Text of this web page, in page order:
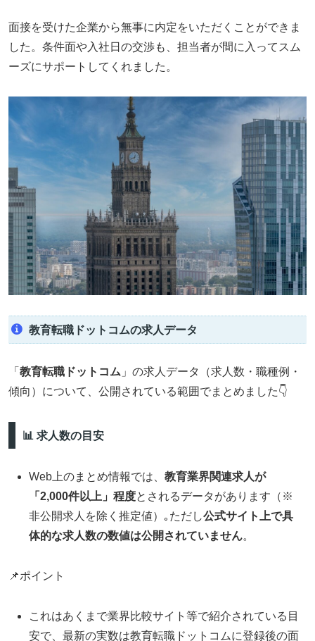
面接を受けた企業から無事に内定をいただくことができま
した。条件面や入社日の交渉も、担当者が間に入ってスム
ーズにサポートしてくれました。
教育転職ドットコムの求人データ
「 教育転職ドットコム 」の求人データ（求人数・職種例・
傾向）について、公開されている範囲でまとめました👇
📊 求人数の目安
Web上のまとめ情報では、教育業界関連求人が
「2,000件以上」程度とされるデータがあります（※
非公開求人を除く推定値）｡ただし公式サイト上で具
体的な求人数の数値は公開されていません。
📌ポイント
これはあくまで業界比較サイト等で紹介されている目
安で、最新の実数は教育転職ドットコムに登録後の面